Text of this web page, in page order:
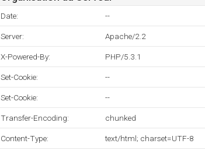
Date: --
Server: Apache/2.2
X-Powered-By: PHP/5.3.1
Set-Cookie: --
Set-Cookie: --
Transfer-Encoding: chunked
Content-Type: text/html; charset=UTF-8